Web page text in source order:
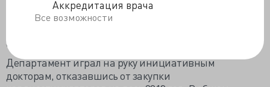
Аккредитация врача
Все возможности
выступал заведующий кардиологическим
отделением Кировской городской больницы №1
совсем недорого–10 тысяч.
Департамент играл на руку инициативным
докторам, отказавшись от закупки